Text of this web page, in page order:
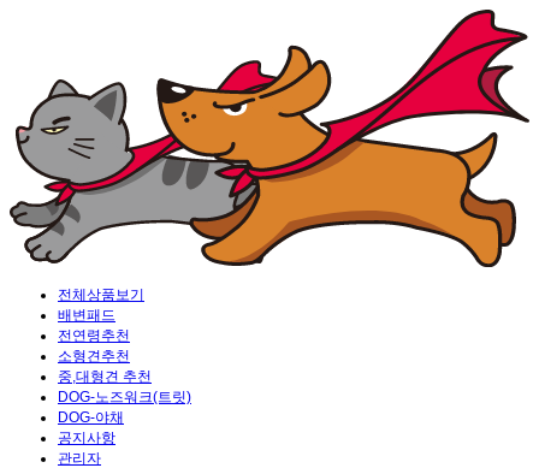
전체상품보기
배변패드
전연령추천
소형견추천
중,대형견 추천
DOG-노즈워크(트릿)
DOG-야채
공지사항
관리자